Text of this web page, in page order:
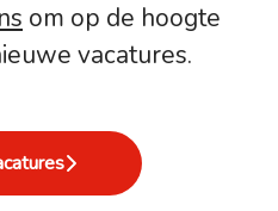
om op de hoogte
vacatures.